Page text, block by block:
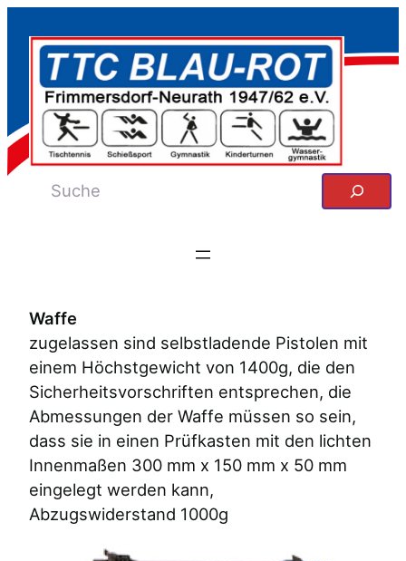
Inhalt
springen
Waffe
zugelassen sind selbstladende Pistolen mit
einem Höchstgewicht von 1400g, die den
Sicherheitsvorschriften entsprechen, die
Abmessungen der Waffe müssen so sein,
dass sie in einen Prüfkasten mit den lichten
Innenmaßen 300 mm x 150 mm x 50 mm
eingelegt werden kann,
Abzugswiderstand 1000g